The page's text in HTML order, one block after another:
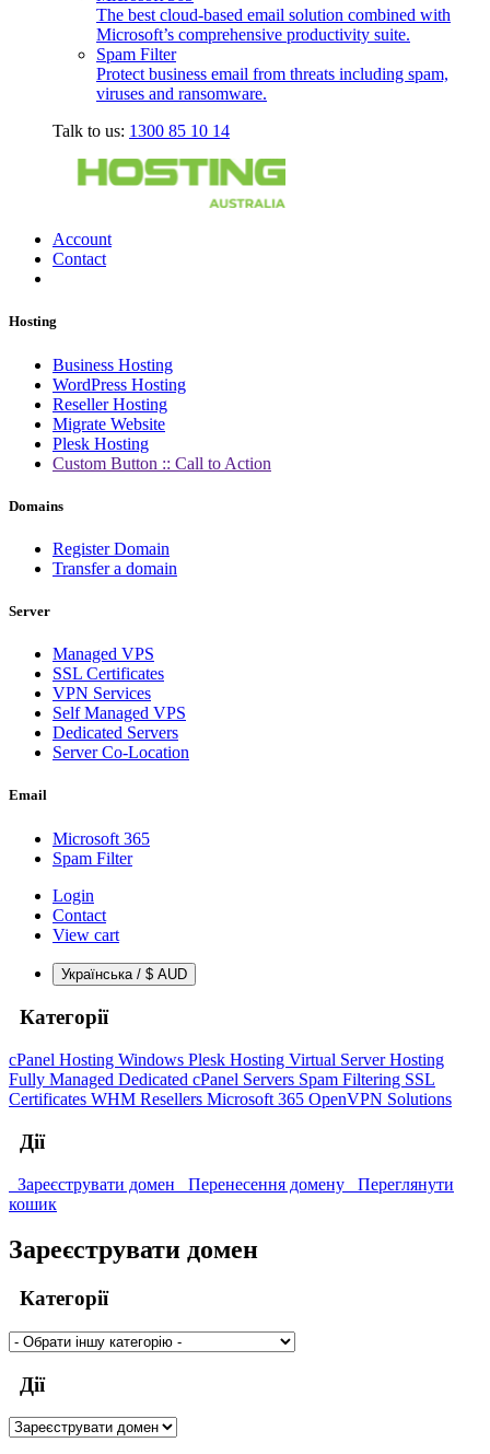
The best cloud-based email solution combined with
Microsoft’s comprehensive productivity suite.
Spam Filter
Protect business email from threats including spam,
viruses and ransomware.
Talk to us: 1300 85 10 14
Account
Contact
Hosting
Business Hosting
WordPress Hosting
Reseller Hosting
Migrate Website
Plesk Hosting
Custom Button :: Call to Action
Domains
Register Domain
Transfer a domain
Server
Managed VPS
SSL Certificates
VPN Services
Self Managed VPS
Dedicated Servers
Server Co-Location
Email
Microsoft 365
Spam Filter
Login
Contact
View cart
Українська / $ AUD
Категорії
cPanel Hosting Windows Plesk Hosting Virtual Server Hosting
Fully Managed Dedicated cPanel Servers Spam Filtering SSL
Certificates WHM Resellers Microsoft 365 OpenVPN Solutions
Дії
Зареєструвати домен Перенесення домену
Переглянути
кошик
Зареєструвати домен
Категорії
Дії